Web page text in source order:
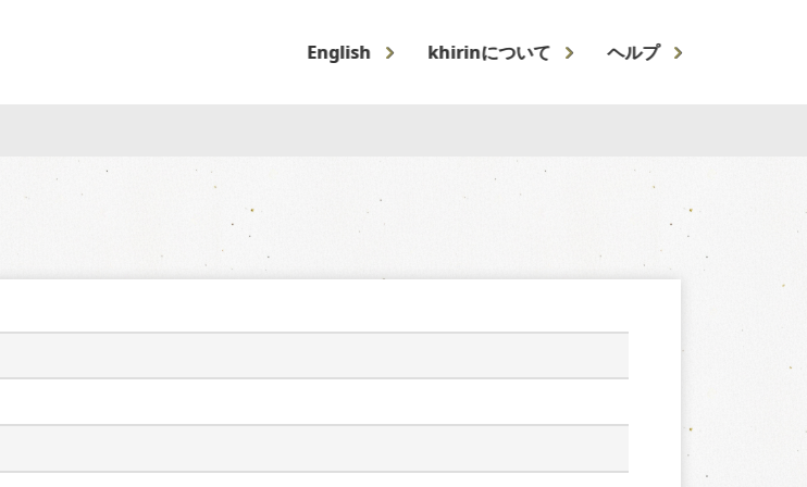
English khirinについて ヘルプ